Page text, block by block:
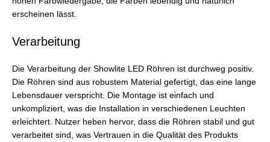
erscheinen lässt.
Verarbeitung
Die Verarbeitung der Showlite LED Röhren ist durchweg positiv.
Die Röhren sind aus robustem Material gefertigt, das eine lange
Lebensdauer verspricht. Die Montage ist einfach und
unkompliziert, was die Installation in verschiedenen Leuchten
erleichtert. Nutzer heben hervor, dass die Röhren stabil und gut
verarbeitet sind, was Vertrauen in die Qualität des Produkts